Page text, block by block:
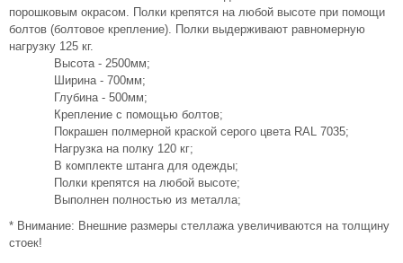
порошковым окрасом. Полки крепятся на любой высоте при помощи
болтов (болтовое крепление). Полки выдерживают равномерную
нагрузку 125 кг.
Высота - 2500мм;
Ширина - 700мм;
Глубина - 500мм;
Крепление с помощью болтов;
Покрашен полмерной краской серого цвета RAL 7035;
Нагрузка на полку 120 кг;
В комплекте штанга для одежды;
Полки крепятся на любой высоте;
Выполнен полностью из металла;
* Внимание: Внешние размеры стеллажа увеличиваются на толщину
стоек!